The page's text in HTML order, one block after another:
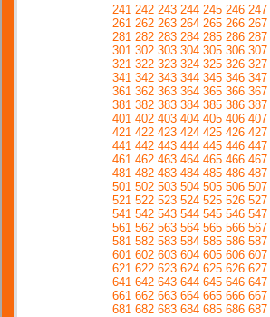
241 242 243 244 245 246 247
261 262 263 264 265 266 267
281 282 283 284 285 286 287
301 302 303 304 305 306 307
321 322 323 324 325 326 327
341 342 343 344 345 346 347
361 362 363 364 365 366 367
381 382 383 384 385 386 387
401 402 403 404 405 406 407
421 422 423 424 425 426 427
441 442 443 444 445 446 447
461 462 463 464 465 466 467
481 482 483 484 485 486 487
501 502 503 504 505 506 507
521 522 523 524 525 526 527
541 542 543 544 545 546 547
561 562 563 564 565 566 567
581 582 583 584 585 586 587
601 602 603 604 605 606 607
621 622 623 624 625 626 627
641 642 643 644 645 646 647
661 662 663 664 665 666 667
681 682 683 684 685 686 687